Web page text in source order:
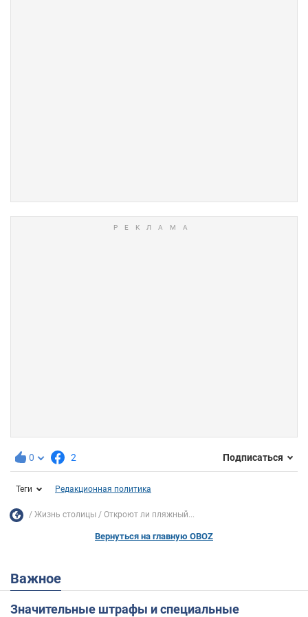
0 2 Подписаться
Теги Редакционная политика
Жизнь столицы Откроют ли пляжный...
Вернуться на главную OBOZ
Важное
Значительные штрафы и специальные